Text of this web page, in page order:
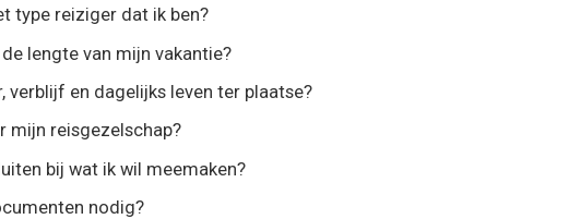
type reiziger dat ik ben?
lengte van mijn vakantie?
verblijf en dagelijks leven ter plaatse?
mijn reisgezelschap?
bij wat ik wil meemaken?
nodig?